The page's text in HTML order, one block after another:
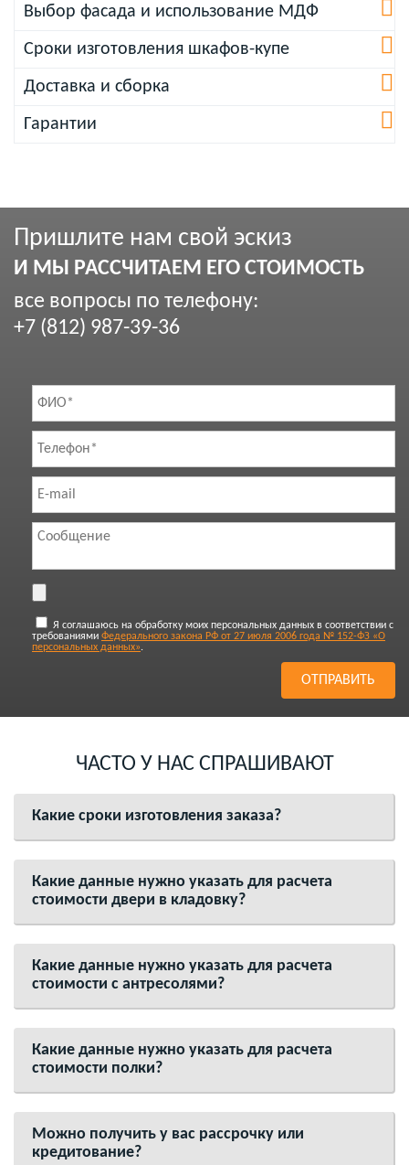
Выбор фасада и использование МДФ
Сроки изготовления шкафов-купе
Доставка и сборка
Гарантии
Пришлите нам свой эскиз
И МЫ РАССЧИТАЕМ ЕГО СТОИМОСТЬ
все вопросы по телефону:
+7 (812) 987-39-36
Я соглашаюсь на обработку моих персональных данных в соответствии с
требованиями Федерального закона РФ от 27 июля 2006 года № 152-ФЗ «О
персональных данных».
ЧАСТО У НАС СПРАШИВАЮТ
Какие сроки изготовления заказа?
Какие данные нужно указать для расчета
стоимости двери в кладовку?
Какие данные нужно указать для расчета
стоимости с антресолями?
Какие данные нужно указать для расчета
стоимости полки?
Можно получить у вас рассрочку или
кредитование?